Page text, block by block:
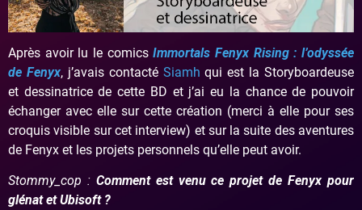
Après avoir lu le comicsImmortals Fenyx Rising : l’odyssée
de Fenyx, j’avais contacté Siamh qui est la Storyboardeuse
et dessinatrice de cette BD et j’ai eu la chance de pouvoir
échanger avec elle sur cette création (merci à elle pour ses
croquis visible sur cet interview) et sur la suite des aventures
de Fenyx et les projets personnels qu’elle peut avoir.
Stommy_cop :Comment est venu ce projet de Fenyx pour
glénat et Ubisoft ?